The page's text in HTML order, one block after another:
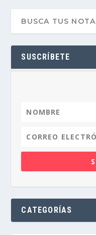
SUSCRÍBETE
CATEGORÍAS